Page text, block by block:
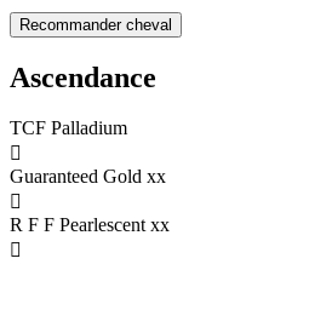
Ascendance
TCF Palladium

Guaranteed Gold xx

R F F Pearlescent xx
